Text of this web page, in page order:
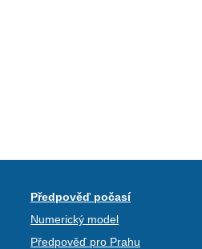
Předpověď počasí
Numerický model
Předpověď pro Prahu